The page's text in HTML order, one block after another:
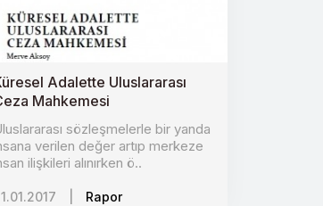
Adalette Uluslararası
Mahkemesi
sözleşmelerle bir yanda
verilen değer artıp merkeze
ilişkileri alınırken ö..
Rapor